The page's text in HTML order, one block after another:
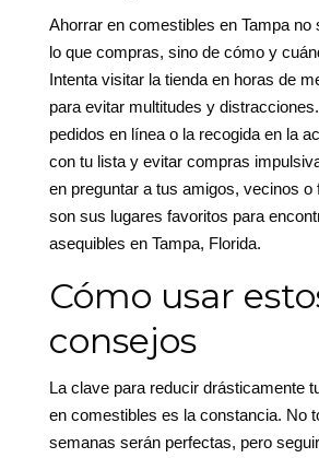
Ahorrar en comestibles en Tampa no
lo que compras, sino de cómo y
Intenta visitar la tienda en horas de
para evitar multitudes y
pedidos en línea o la recogida en la
con tu lista y evitar compras
en preguntar a tus amigos, vecinos o
son sus lugares favoritos para
asequibles en Tampa, Florida.
Cómo usar
consejos
La clave para reducir drásticamente
en comestibles es la constancia. No
semanas serán perfectas, pero